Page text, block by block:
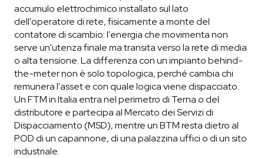
accumulo elettrochimico installato sul lato
dell'operatore di rete, fisicamente a monte del
contatore di scambio: l'energia che movimenta non
serve un'utenza finale ma transita verso la rete di media
o alta tensione. La differenza con un impianto behind-
the-meter non è solo topologica, perché cambia chi
remunera l'asset e con quale logica viene dispacciato.
Un FTM in Italia entra nel perimetro di Terna o del
distributore e partecipa al Mercato dei Servizi di
Dispacciamento (MSD), mentre un BTM resta dietro al
POD di un capannone, di una palazzina uffici o di un sito
industriale.